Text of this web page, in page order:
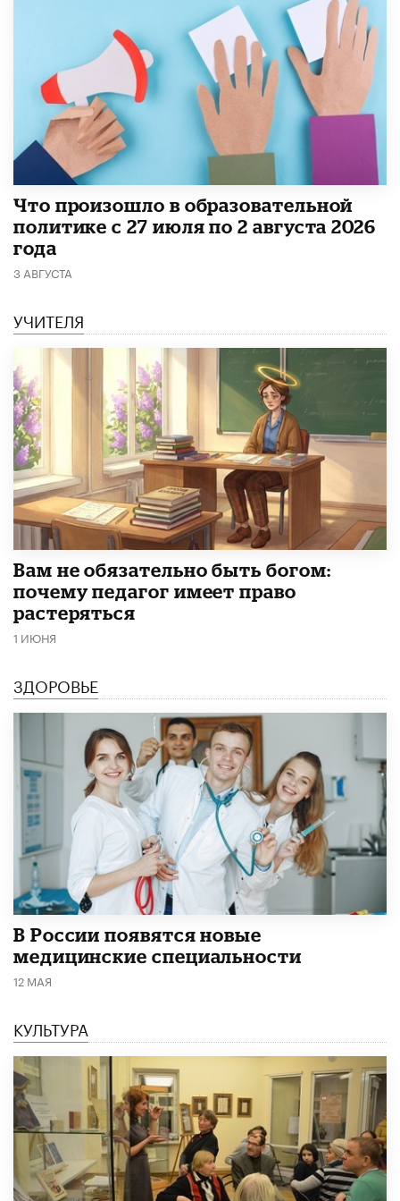
​Что произошло в образовательной
политике с 27 июля по 2 августа 2026
года
3 АВГУСТА
УЧИТЕЛЯ
​Вам не обязательно быть богом:
почему педагог имеет право
растеряться
1 ИЮНЯ
ЗДОРОВЬЕ
В России появятся новые
медицинские специальности
12 МАЯ
КУЛЬТУРА